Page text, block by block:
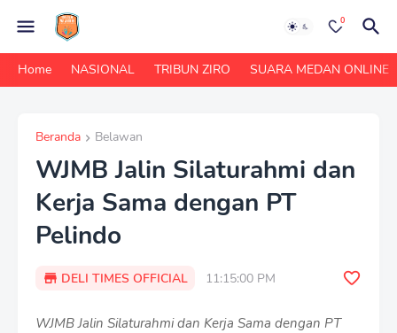
0
Home NASIONAL TRIBUN ZIRO SUARA MEDAN ONLINE
Beranda Belawan
WJMB Jalin Silaturahmi dan
Kerja Sama dengan PT
Pelindo
DELI TIMES OFFICIAL 11:15:00 PM
WJMB Jalin Silaturahmi dan Kerja Sama dengan PT